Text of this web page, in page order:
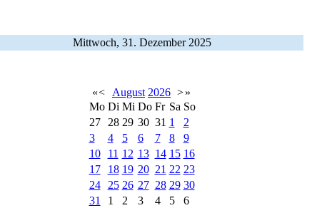
Mittwoch, 31. Dezember 2025
«< August 2026 >»
Mo Di Mi Do Fr Sa So
27
28 29 30 31 1
2
3
4 5 6 7 8
9
10
11 12 13 14 15 16
17
18 19 20 21 22 23
24
25 26 27 28 29 30
31
1 2 3 4 5 6